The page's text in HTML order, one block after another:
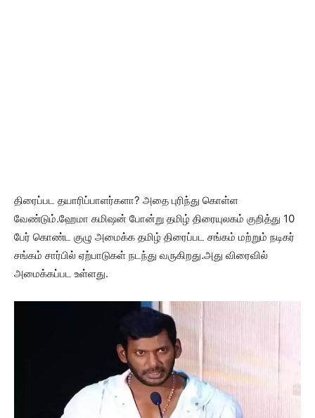
திரைப்பட தயாரிப்பாளர்களா? அதை புரிந்து கொள்ள
வேண்டும்.ஹேமா கமிஷன் போன்று தமிழ் திரையுலகம் குறித்து 10
பேர் கொண்ட குழு அமைக்க தமிழ் திரைப்பட சங்கம் மற்றும் நடிகர்
சங்கம் சார்பில் ஏற்பாடுகள் நடந்து வருகிறது.அது விரைவில்
அமைக்கப்பட உள்ளது.